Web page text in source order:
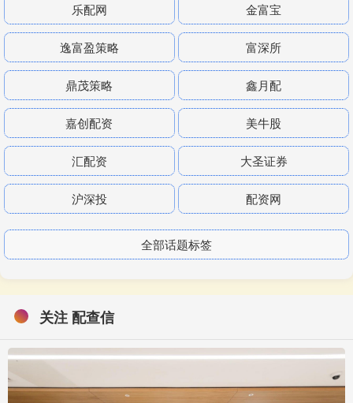
乐配网 金富宝
逸富盈策略 富深所
鼎茂策略 鑫月配
嘉创配资 美牛股
汇配资 大圣证券
沪深投 配资网
全部话题标签
关注 配查信